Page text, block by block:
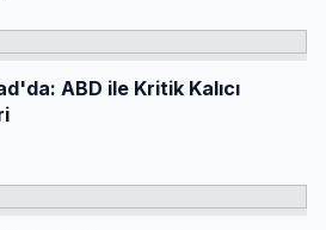
ABD ile Kritik Kalıcı